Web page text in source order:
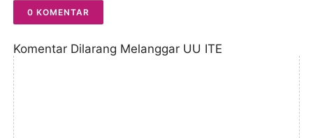
0 KOMENTAR
Komentar Dilarang Melanggar UU ITE